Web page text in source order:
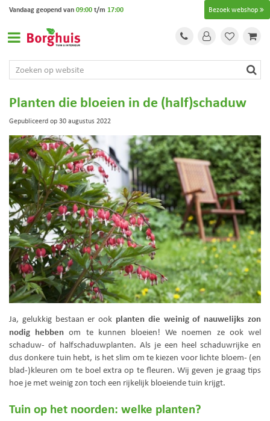
Bezoek webshop
Vandaag geopend van09:00t/m 17:00
Planten die bloeien in de (half)schaduw
Gepubliceerd op30 augustus 2022
Ja, gelukkig bestaan er ook planten die weinig of nauwelijks zon
nodig hebben om te kunnen bloeien! We noemen ze ook wel
schaduw- of halfschaduwplanten. Als je een heel schaduwrijke en
dus donkere tuin hebt, is het slim om te kiezen voor lichte bloem- (en
blad-)kleuren om te boel extra op te fleuren. Wij geven je graag tips
hoe je met weinig zon toch een rijkelijk bloeiende tuin krijgt.
Tuin op het noorden: welke planten?